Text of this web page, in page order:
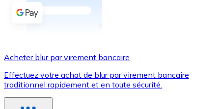
Virement SEPA
Utilisez les cartes Visa et Mastercard pour acheter
Acheter avec carte
Acheter blur par virement bancaire
Effectuez votre achat de blur par virement bancaire
traditionnel rapidement et en toute sécurité.